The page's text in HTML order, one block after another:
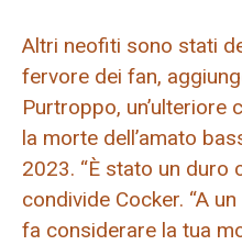
Altri neofiti sono stati
fervore dei fan,
Purtroppo, un’ulteriore
la morte dell’amato
2023. “È stato un duro
condivide Cocker. “A
fa considerare la tua